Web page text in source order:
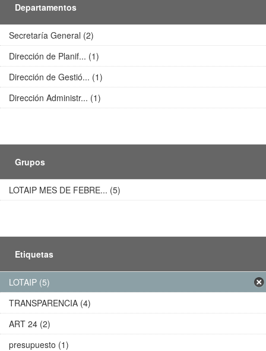
Departamentos
Secretaría General (2)
Dirección de Planif... (1)
Dirección de Gestió... (1)
Dirección Administr... (1)
Grupos
LOTAIP MES DE FEBRE... (5)
Etiquetas
LOTAIP (5)
TRANSPARENCIA (4)
ART 24 (2)
presupuesto (1)